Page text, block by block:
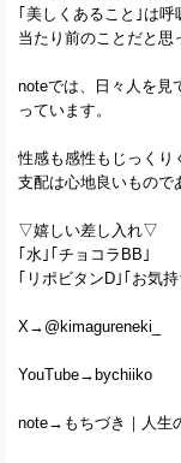
｢美しくあること｣は
当たり前のことだと思
noteでは、日々人を見
っています。
性感も感性もじっくり
支配は心地良いもので
▽嬉しい差し入れ▽
｢水｣｢チョコラBB｣
｢リポビタンD｣｢お気
X→@kimagureneki_
YouTube→bychiiko
note→もちづき｜人生